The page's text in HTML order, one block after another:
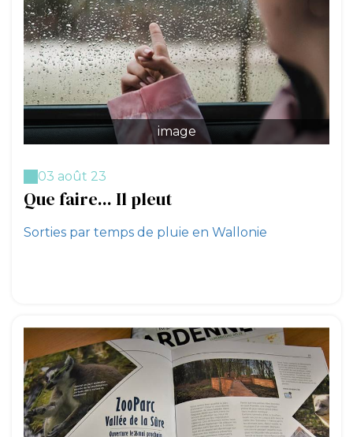
image
03 août 23
Que faire... Il pleut
Sorties par temps de pluie en Wallonie